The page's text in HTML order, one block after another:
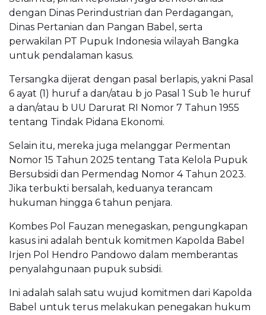
dengan Dinas Perindustrian dan Perdagangan,
Dinas Pertanian dan Pangan Babel, serta
perwakilan PT Pupuk Indonesia wilayah Bangka
untuk pendalaman kasus.
Tersangka dijerat dengan pasal berlapis, yakni Pasal
6 ayat (1) huruf a dan/atau b jo Pasal 1 Sub 1e huruf
a dan/atau b UU Darurat RI Nomor 7 Tahun 1955
tentang Tindak Pidana Ekonomi.
Selain itu, mereka juga melanggar Permentan
Nomor 15 Tahun 2025 tentang Tata Kelola Pupuk
Bersubsidi dan Permendag Nomor 4 Tahun 2023.
Jika terbukti bersalah, keduanya terancam
hukuman hingga 6 tahun penjara.
Kombes Pol Fauzan menegaskan, pengungkapan
kasus ini adalah bentuk komitmen Kapolda Babel
Irjen Pol Hendro Pandowo dalam memberantas
penyalahgunaan pupuk subsidi.
Ini adalah salah satu wujud komitmen dari Kapolda
Babel untuk terus melakukan penegakan hukum